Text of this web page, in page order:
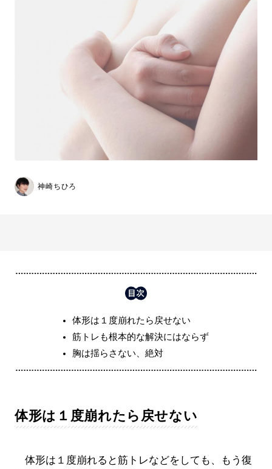
神崎ちひろ
体形は１度崩れたら戻せない
筋トレも根本的な解決にはならず
胸は揺らさない、絶対
体形は１度崩れたら戻せない
体形は１度崩れると筋トレなどをしても、もう復